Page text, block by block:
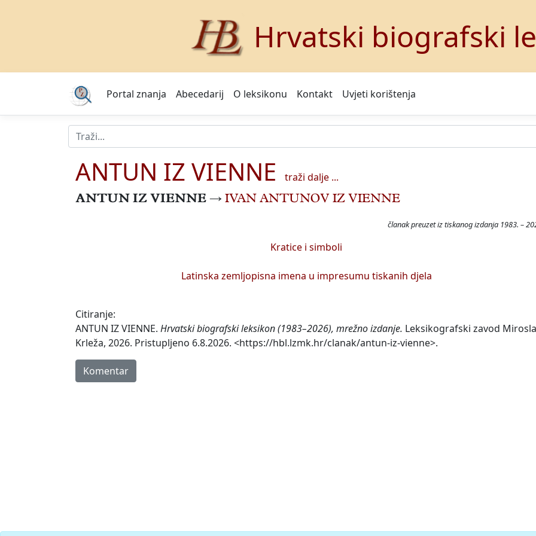
Hrvatski biografski
Portal znanja Abecedarij O leksikonu Kontakt Uvjeti korištenja
ANTUN IZ VIENNE traži dalje ...
ANTUN IZ VIENNE → IVAN ANTUNOV IZ VIENNE
članak preuzet iz tiskanog izdanja 1983. –
Kratice i simboli
Latinska zemljopisna imena u impresumu tiskanih djela
Citiranje:
ANTUN IZ VIENNE. Hrvatski biografski leksikon (1983–2026), mrežno izdanje. Leksikografski zavod
Krleža, 2026. Pristupljeno 6.8.2026. <https://hbl.lzmk.hr/clanak/antun-iz-vienne>.
Komentar